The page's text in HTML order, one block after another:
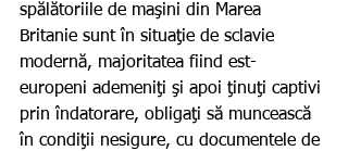
spălătoriile de maşini din Marea
Britanie sunt în situaţie de sclavie
modernă, majoritatea fiind est-
europeni ademeniţi şi apoi ţinuţi captivi
prin îndatorare, obligaţi să muncească
în condiţii nesigure, cu documentele de